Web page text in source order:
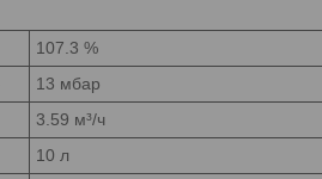
107.3 %
13 мбар
3.59 м³/ч
10 л